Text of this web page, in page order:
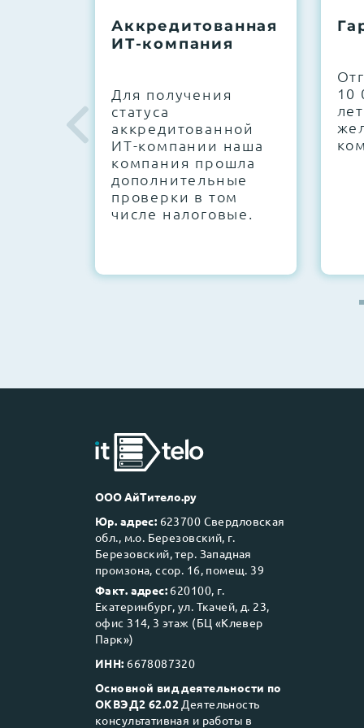
Next Business Day (NBD)
Аккредитованная
ИТ-компания
Для получения
статуса
аккредитованной
ИТ-компании наша
компания прошла
дополнительные
проверки в том
числе налоговые.
10
ООО АйТитело.ру
Юр. адрес: 623700 Свердловская
обл., м.о. Березовский, г.
Березовский, тер. Западная
промзона, ссор. 16, помещ. 39
Факт. адрес: 620100, г.
Екатеринбург, ул. Ткачей, д. 23,
офис 314, 3 этаж (БЦ «Клевер
Парк»)
ИНН: 6678087320
Основной вид деятельности по
ОКВЭД2 62.02 Деятельность
консультативная и работы в